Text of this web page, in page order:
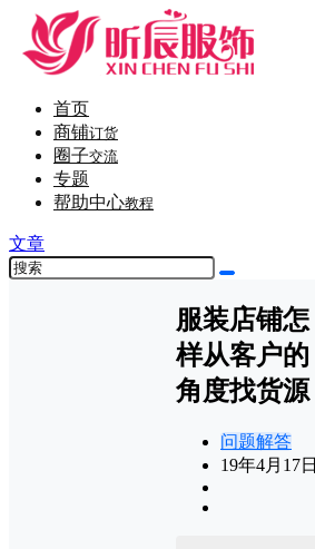
首页
商铺订货
圈子交流
专题
帮助中心教程
文章
服装店铺怎
样从客户的
角度找货源
问题解答
19年4月17日